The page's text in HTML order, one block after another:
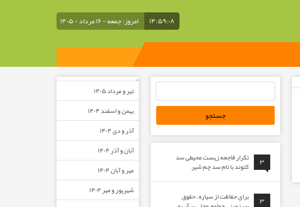
۱۴:۵۹:۰۹ امروز: جمعه - ۱۶ مرداد - ۱۴۰۵
۳
تکرار فاجعه زیست محیطی سد
کتوند با نام سد چم شیر
۳
برای حفاظت از سیاره ، حقوق
–
تیر و مرداد ۱۴۰۵
بهمن و اسفند ۱۴۰۴
آذر و دی ۱۴۰۴
آبان و آذر ۱۴۰۴
مهر و آبان ۱۴۰۴
شهریور و مهر ۱۴۰۴